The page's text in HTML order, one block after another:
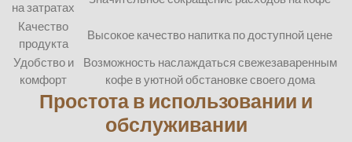
на затратах
Качество
продукта
Высокое качество напитка по доступной цене
Удобство и
комфорт
Возможность наслаждаться свежезаваренным
кофе в уютной обстановке своего дома
Простота в использовании и
обслуживании